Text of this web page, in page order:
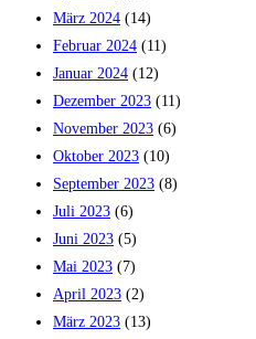
März 2024 (14)
Februar 2024 (11)
Januar 2024 (12)
Dezember 2023 (11)
November 2023 (6)
Oktober 2023 (10)
September 2023 (8)
Juli 2023 (6)
Juni 2023 (5)
Mai 2023 (7)
April 2023 (2)
März 2023 (13)